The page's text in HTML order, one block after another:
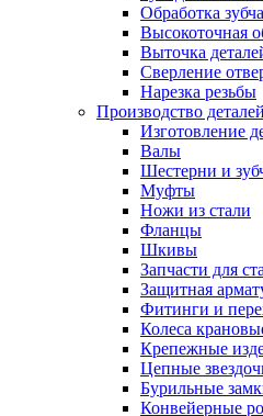
Обработка
Высокоточная
Выточка
Сверление
Нарезка резьбы
Производство
Изготовление
Валы
Шестерни и
Муфты
Ножи из стали
Фланцы
Шкивы
Запчасти для
Защитная
Фитинги и
Колеса
Крепежные
Цепные
Бурильные
Конвейерные